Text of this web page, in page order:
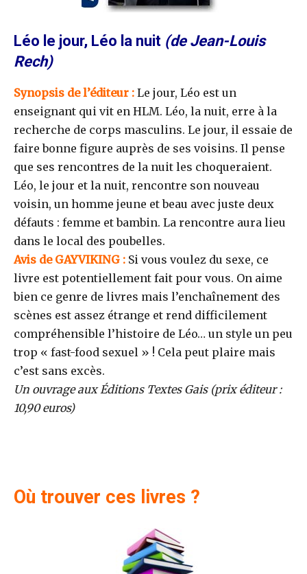
Léo le jour, Léo la nuit (de Jean-Louis
Rech)
Synopsis de l’éditeur : Le jour, Léo est un
enseignant qui vit en HLM. Léo, la nuit, erre à la
recherche de corps masculins. Le jour, il essaie de
faire bonne figure auprès de ses voisins. Il pense
que ses rencontres de la nuit les choqueraient.
Léo, le jour et la nuit, rencontre son nouveau
voisin, un homme jeune et beau avec juste deux
défauts : femme et bambin. La rencontre aura lieu
dans le local des poubelles.
Avis de GAYVIKING : Si vous voulez du sexe, ce
livre est potentiellement fait pour vous. On aime
bien ce genre de livres mais l’enchaînement des
scènes est assez étrange et rend difficilement
compréhensible l’histoire de Léo… un style un peu
trop « fast-food sexuel » ! Cela peut plaire mais
c’est sans excès.
Un ouvrage aux Éditions Textes Gais (prix éditeur :
10,90 euros)
Où trouver ces livres ?